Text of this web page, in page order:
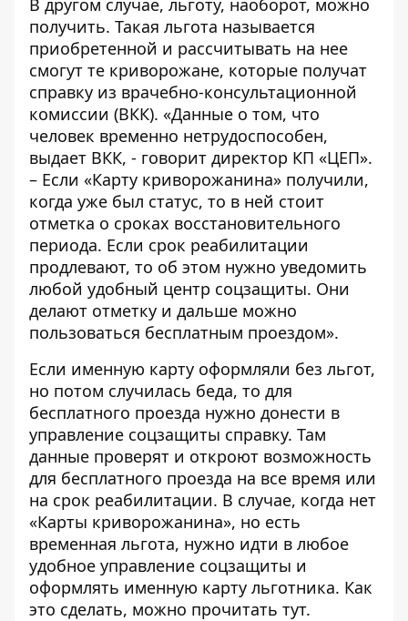
В другом случае, льготу, наоборот, можно
получить. Такая льгота называется
приобретенной и рассчитывать на нее
смогут те криворожане, которые получат
справку из врачебно-консультационной
комиссии (ВКК). «Данные о том, что
человек временно нетрудоспособен,
выдает ВКК, - говорит директор КП «ЦЕП».
– Если «Карту криворожанина» получили,
когда уже был статус, то в ней стоит
отметка о сроках восстановительного
периода. Если срок реабилитации
продлевают, то об этом нужно уведомить
любой удобный центр соцзащиты. Они
делают отметку и дальше можно
пользоваться бесплатным проездом».
Если именную карту оформляли без льгот,
но потом случилась беда, то для
бесплатного проезда нужно донести в
управление соцзащиты справку. Там
данные проверят и откроют возможность
для бесплатного проезда на все время или
на срок реабилитации. В случае, когда нет
«Карты криворожанина», но есть
временная льгота, нужно идти в любое
удобное управление соцзащиты и
оформлять именную карту льготника. Как
это сделать, можно прочитать тут.